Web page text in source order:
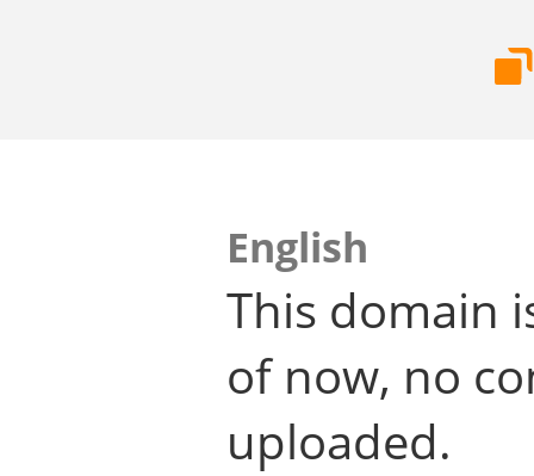
English
This domain
of now, no
uploaded.